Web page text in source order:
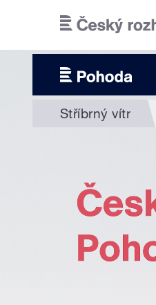
Stříbrný vítr